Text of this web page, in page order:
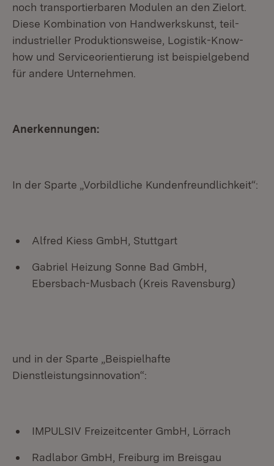
noch transportierbaren Modulen an den Zielort.
Diese Kombination von Handwerkskunst, teil-
industrieller Produktionsweise, Logistik-Know-
how und Serviceorientierung ist beispielgebend
für andere Unternehmen.
Anerkennungen:
In der Sparte „Vorbildliche Kundenfreundlichkeit“:
Alfred Kiess GmbH, Stuttgart
Gabriel Heizung Sonne Bad GmbH,
Ebersbach-Musbach (Kreis Ravensburg)
und in der Sparte „Beispielhafte
Dienstleistungsinnovation“:
IMPULSIV Freizeitcenter GmbH, Lörrach
Radlabor GmbH, Freiburg im Breisgau